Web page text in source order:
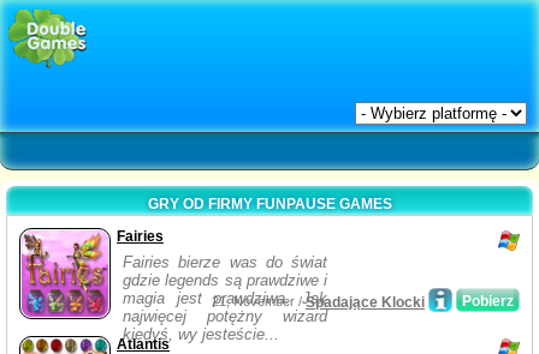
GRY OD FIRMY FUNPAUSE GAMES
Fairies
Fairies bierze was do świat
gdzie legends są prawdziwe i
magia jest prawdziwa. Jak
najwięcej potężny wizard
kiedyś, wy jesteście...
Pobierz
21, November /Spadające Klocki
Atlantis